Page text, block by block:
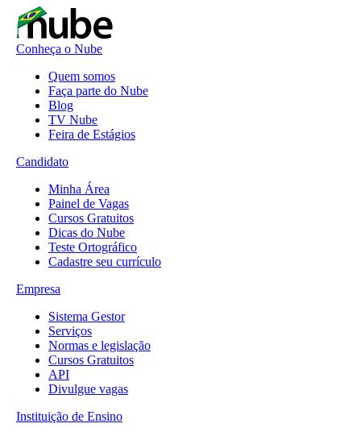
Conheça o Nube
Quem somos
Faça parte do Nube
Blog
TV Nube
Feira de Estágios
Candidato
Minha Área
Painel de Vagas
Cursos Gratuitos
Dicas do Nube
Teste Ortográfico
Cadastre seu currículo
Empresa
Sistema Gestor
Serviços
Normas e legislação
Cursos Gratuitos
API
Divulgue vagas
Instituição de Ensino